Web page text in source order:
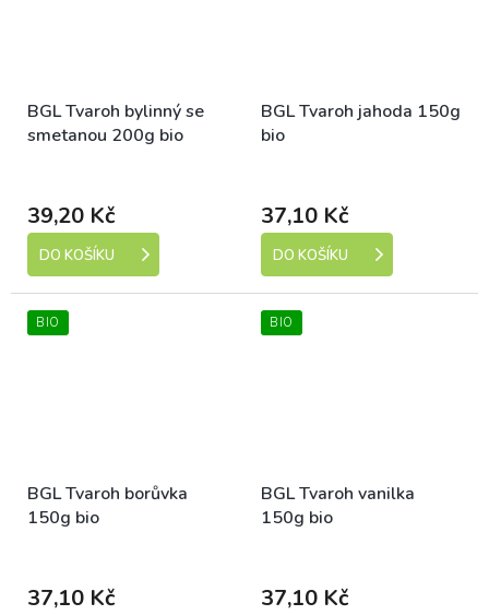
BGL Tvaroh bylinný se
smetanou 200g bio
39,20 Kč
DO KOŠÍKU
BGL Tvaroh jahoda 150g
bio
37,10 Kč
DO KOŠÍKU
BIO
BGL Tvaroh borůvka
150g bio
37,10 Kč
BIO
BGL Tvaroh vanilka
150g bio
37,10 Kč